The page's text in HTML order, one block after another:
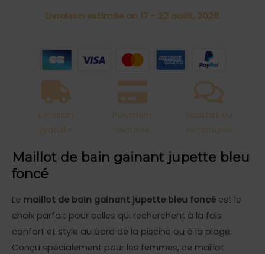
Livraison estimée on 17 - 22 août, 2026
Livraison
gratuite
Paiement
sécurisé
Satisfait ou
remboursé
Maillot de bain gainant jupette bleu
foncé
Le maillot de bain gainant jupette bleu foncé est le
choix parfait pour celles qui recherchent à la fois
confort et style au bord de la piscine ou à la plage.
Conçu spécialement pour les femmes, ce maillot